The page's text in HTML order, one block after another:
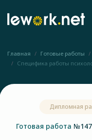
Главная Готовые работы
Специфика работы
Дипломная
Готовая работа